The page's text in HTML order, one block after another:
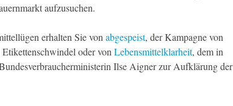
aufzusuchen.
erhalten Sie von abgespeist, der Kampagne von
oder von Lebensmittelklarheit, dem in
Ilse Aigner zur Aufklärung der